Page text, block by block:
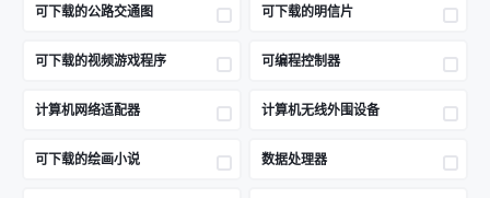
可下载的公路交通图 可下载的明信片
可下载的视频游戏程序 可编程控制器
计算机网络适配器 计算机无线外围设备
可下载的绘画小说 数据处理器